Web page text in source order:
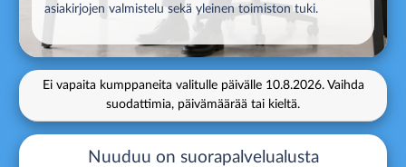
asiakirjojen valmistelu sekä yleinen toimiston tuki.
Ei vapaita kumppaneita valitulle päivälle10.8.2026. Vaihda
suodattimia, päivämäärää tai kieltä.
Nuuduu on suorapalvelualusta